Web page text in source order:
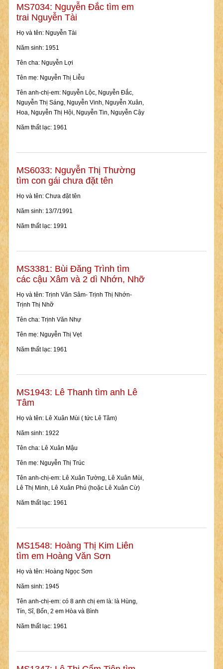
MS7034: Nguyễn Đắc tìm em
trai Nguyễn Tài
Họ và tên: Nguyễn Tài
Năm sinh: 1951
Tên cha: Nguyễn Lợi
Tên mẹ: Nguyễn Thị Liễu
Tên anh-chị-em: Nguyễn Lộc, Nguyễn Đắc,
Nguyễn Thị Sáng, Nguyễn Vinh, Nguyễn Xuân,
Hoa, Nguyễn Thị Hội, Nguyễn Tin, Nguyễn Cậy
Năm thất lạc: 1961
MS6033: Nguyễn Thị Thường
tìm con gái chưa đặt tên
Họ và tên: Chưa đặt tên
Năm sinh: 13/7/1991
Năm thất lạc: 1991
MS3381: Bùi Đăng Trình tìm
các cậu Xâm và 2 dì Nhớn, Nhỡ
Họ và tên: Trịnh Văn Sâm- Trịnh Thị Nhớn-
Trịnh Thị Nhỡ
Tên cha: Trịnh Văn Nhự
Tên mẹ: Nguyễn Thị Vẹt
Năm thất lạc: 1961
MS1943: Lê Thanh tìm anh Lê
Tâm
Họ và tên: Lê Xuân Mùi ( tức Lê Tâm)
Năm sinh: 1922
Tên cha: Lê Xuân Mậu
Tên mẹ: Nguyễn Thị Trúc
Tên anh-chị-em: Lê Xuân Tường, Lê Xuân Mùi,
Lê Thị Minh, Lê Xuân Phú (hoặc Lê Xuân Cừ)
Năm thất lạc: 1961
MS1548: Hoàng Thị Kim Liên
tìm em Hoàng Văn Sơn
Họ và tên: Hoàng Ngọc Sơn
Năm sinh: 1945
Tên anh-chị-em: có 8 anh chị em là: là Hùng,
Tín, Sĩ, Bốn, 2 em Hòa và Bình
Năm thất lạc: 1961